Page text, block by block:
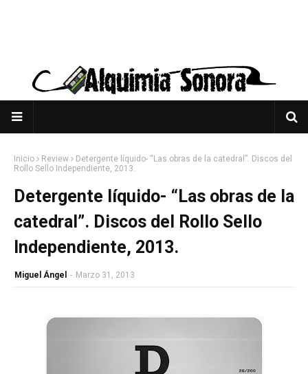
Inicio Review
Detergente líquido- “Las obras de la catedral”. Discos del
Rollo Sello Independiente, 2013.
Detergente líquido- “Las obras de la
catedral”. Discos del Rollo Sello
Independiente, 2013.
Miguel Ángel - Marzo 31, 2013